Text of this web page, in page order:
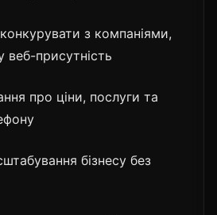
з компаніями,
присутність
про ціни, послуги та
бізнесу без